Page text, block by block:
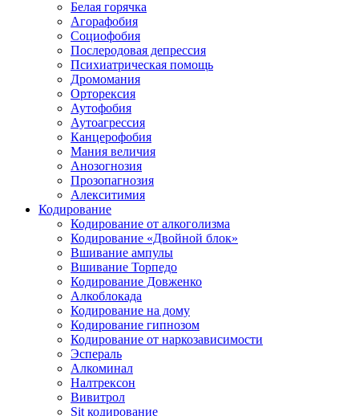
Белая горячка
Агорафобия
Социофобия
Послеродовая депрессия
Психиатрическая помощь
Дромомания
Орторексия
Аутофобия
Аутоагрессия
Канцерофобия
Мания величия
Анозогнозия
Прозопагнозия
Алекситимия
Кодирование
Кодирование от алкоголизма
Кодирование «Двойной блок»
Вшивание ампулы
Вшивание Торпедо
Кодирование Довженко
Алкоблокада
Кодирование на дому
Кодирование гипнозом
Кодирование от наркозависимости
Эспераль
Алкоминал
Налтрексон
Вивитрол
Sit кодирование